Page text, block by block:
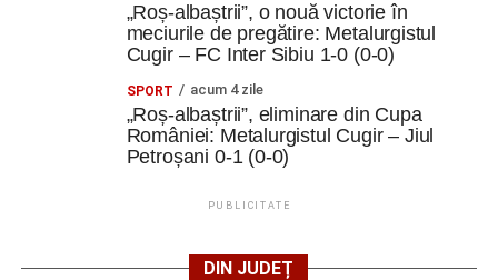
„Roș-albaștrii”, o nouă victorie în
meciurile de pregătire: Metalurgistul
Cugir – FC Inter Sibiu 1-0 (0-0)
SPORT acum 4 zile
„Roș-albaștrii”, eliminare din Cupa
României: Metalurgistul Cugir – Jiul
Petroșani 0-1 (0-0)
PUBLICITATE
DIN JUDEȚ